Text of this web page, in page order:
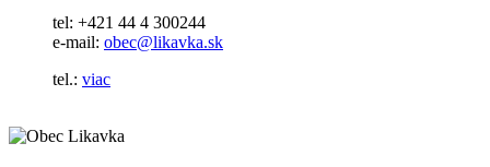
tel: +421 44 4 300244
e-mail: obec@likavka.sk
tel.: viac